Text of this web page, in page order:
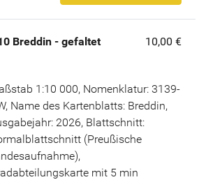
Breddin - gefaltet 10,00 €
1:10 000, Nomenklatur: 3139-
Name des Kartenblatts: Breddin,
2026, Blattschnitt:
(Preußische
mit 5 min